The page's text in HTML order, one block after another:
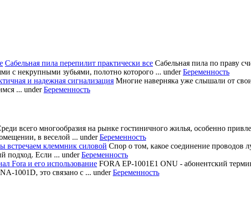
Сабельная пила перепилит практически все Сабельная пила по праву
с некрупными зубьями, полотно которого ... underБеременность
и надежная сигнализация Многие наверняка уже слышали от
... underБеременность
всего многообразия на рынке гостиничного жилья, особенно
в веселой ... underБеременность
встречаем клеммник силовой Спор о том, какое соединение проводов
подход. Если ... underБеременность
Fora и его использование FORA EP-1001E1 ONU - абонентский
1001D, это связано с ... underБеременность